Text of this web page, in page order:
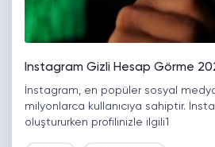
Instagram Gizli Hesap Görme
İnstagram, en popüler sosyal
milyonlarca kullanıcıya sahiptir.
oluştururken profilinizle ilgili1